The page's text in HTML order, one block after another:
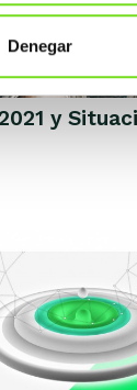
Denegar
y